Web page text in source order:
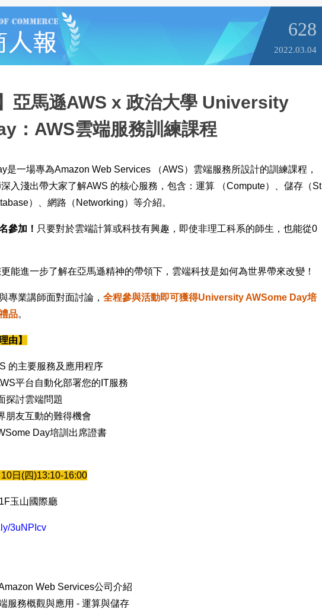
628
2022.03.04
亞馬遜AWS x 政治大學 University
：AWS雲端服務訓練課程
是一場專為Amazon Web Services （AWS）雲端服務所設計的訓練課程，
入淺出帶大家了解AWS 的核心服務，包含：運算 （Compute）、儲存（St
）、網路（Networking）等介紹。
參加！ 只要對於雲端計算或科技有興趣，即使非理工科系的師生，也能從0
能進一步了解在亞馬遜精神的帶領下，雲端科技是如何為世界帶來改變！
專業講師面對面討論， 全程參與活動即可獲得University AWSome Day培
品。
由】
的主要服務及應用程序
平台自動化部署您的IT服務
探討雲端問題
朋友互動的難得機會
Day培訓出席證書
日(四)13:10-16:00
玉山國際廳
3uNPIcv
Web Services公司介紹
服務概觀與應用 - 運算與儲存